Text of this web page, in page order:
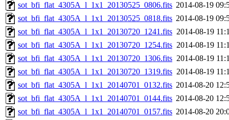
sot_bfi_flat_4305A_l_1x1_20130525_0806.fits 2014-08-19
sot_bfi_flat_4305A_l_1x1_20130525_0818.fits 2014-08-19
sot_bfi_flat_4305A_l_1x1_20130720_1241.fits 2014-08-19
sot_bfi_flat_4305A_l_1x1_20130720_1254.fits 2014-08-19
sot_bfi_flat_4305A_l_1x1_20130720_1306.fits 2014-08-19
sot_bfi_flat_4305A_l_1x1_20130720_1319.fits 2014-08-19
sot_bfi_flat_4305A_l_1x1_20140701_0132.fits 2014-08-20
sot_bfi_flat_4305A_l_1x1_20140701_0144.fits 2014-08-20
sot_bfi_flat_4305A_l_1x1_20140701_0157.fits 2014-08-20